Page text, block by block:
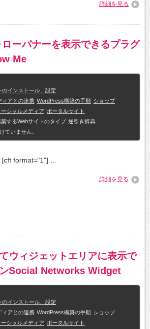
詳細を見る
ーバナーを表示できるプラグ
Me
インストール、設定
ィアとの連携 WordPress構築の手順 ショップ
ーシャルメディア ポータルサイト
築するWebサイトのタイプ 逆引き辞典
ていません。
[cft format="1"] …
詳細を見る
ウィジェットエリアに表示で
Social Networks Widget
インストール、設定
ィアとの連携 WordPress構築の手順 ショップ
ーシャルメディア ポータルサイト